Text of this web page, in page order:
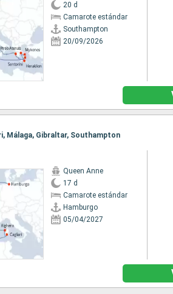
20 d
Camarote estándar
Southampton
20/09/2026
Málaga, Gibraltar, Southampton
Queen Anne
17 d
Camarote estándar
Hamburgo
05/04/2027